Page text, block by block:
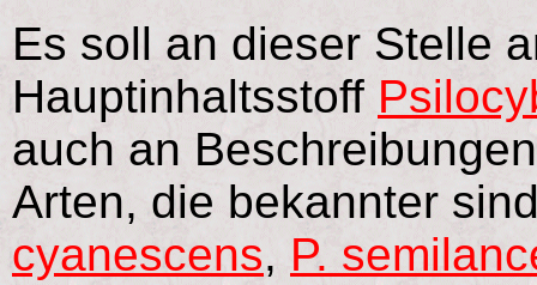
Es soll an dieser Stelle
Hauptinhaltsstoff
auch an
Arten, die bekannter
cyanescens, P.